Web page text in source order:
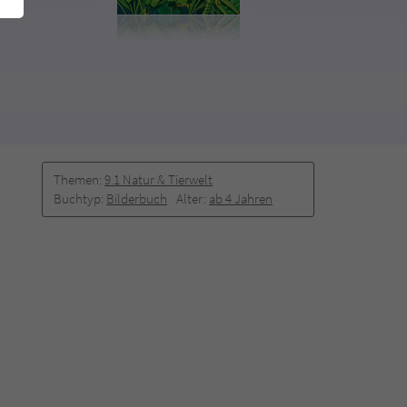
Themen: 9.1 Natur & Tierwelt
Buchtyp: Bilderbuch Alter: ab 4 Jahren